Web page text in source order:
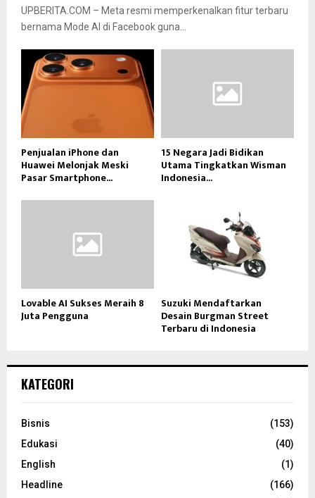
UPBERITA.COM – Meta resmi memperkenalkan fitur terbaru
bernama Mode AI di Facebook guna...
Penjualan iPhone dan
Huawei Melonjak Meski
Pasar Smartphone...
15 Negara Jadi Bidikan
Utama Tingkatkan Wisman
Indonesia...
Lovable AI Sukses Meraih 8
Juta Pengguna
Suzuki Mendaftarkan
Desain Burgman Street
Terbaru di Indonesia
KATEGORI
Bisnis
(153)
Edukasi
(40)
English
(1)
Headline
(166)